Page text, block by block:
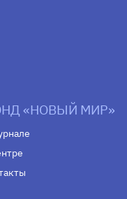
«НОВЫЙ МИР»